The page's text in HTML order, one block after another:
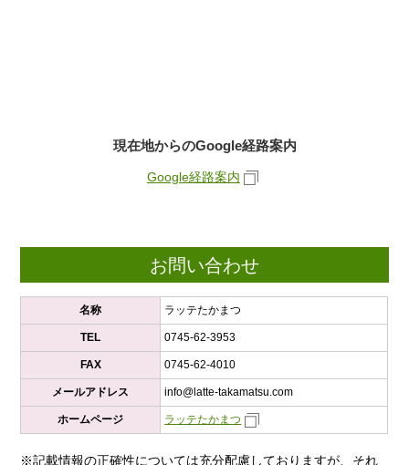
現在地からのGoogle経路案内
Google経路案内
お問い合わせ
名称 ラッテたかまつ
TEL 0745-62-3953
FAX 0745-62-4010
メールアドレス info@latte-takamatsu.com
ホームページ ラッテたかまつ
※記載情報の正確性については充分配慮しておりますが、それ